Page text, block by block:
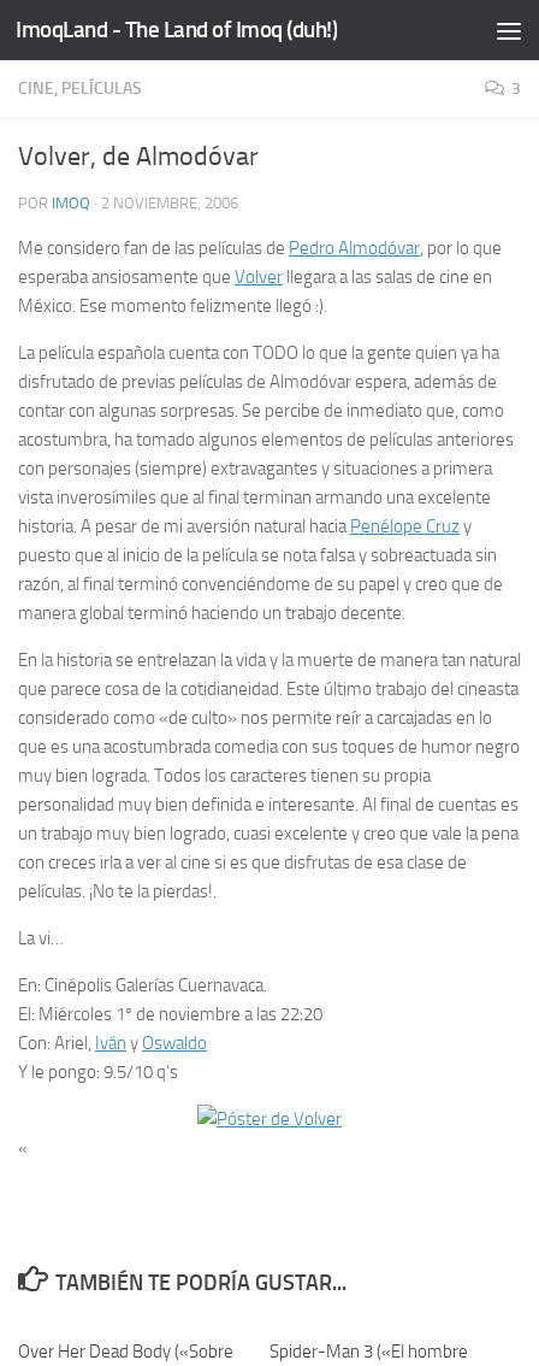
Saltar al contenido
ImoqLand - The Land of Imoq (duh!)
CINE, PELÍCULAS 3
Volver, de Almodóvar
POR IMOQ · 2 NOVIEMBRE, 2006
Me considero fan de las películas de Pedro Almodóvar, por lo que
esperaba ansiosamente que Volver llegara a las salas de cine en
México. Ese momento felizmente llegó :).
La película española cuenta con TODO lo que la gente quien ya ha
disfrutado de previas películas de Almodóvar espera, además de
contar con algunas sorpresas. Se percibe de inmediato que, como
acostumbra, ha tomado algunos elementos de películas anteriores
con personajes (siempre) extravagantes y situaciones a primera
vista inverosímiles que al final terminan armando una excelente
historia. A pesar de mi aversión natural haciaPenélope Cruzy
puesto que al inicio de la película se nota falsa y sobreactuada sin
razón, al final terminó convenciéndome de su papel y creo que de
manera global terminó haciendo un trabajo decente.
En la historia se entrelazan la vida y la muerte de manera tan natural
que parece cosa de la cotidianeidad. Este último trabajo del cineasta
considerado como «de culto» nos permite reír a carcajadas en lo
que es una acostumbrada comedia con sus toques de humor negro
muy bien lograda. Todos los caracteres tienen su propia
personalidad muy bien definida e interesante. Al final de cuentas es
un trabajo muy bien logrado, cuasi excelente y creo que vale la pena
con creces irla a ver al cine si es que disfrutas de esa clase de
películas. ¡No te la pierdas!.
La vi…
En: Cinépolis Galerías Cuernavaca.
El: Miércoles 1º de noviembre a las 22:20
Con: Ariel, Iván y Oswaldo
Y le pongo: 9.5/10 q’s
«
TAMBIÉN TE PODRÍA GUSTAR...
Over Her Dead Body («Sobre
Spider-Man 3 («El hombre